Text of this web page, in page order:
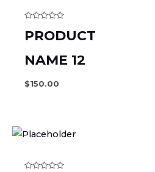
0
out
5
PRODUCT
NAME 12
$150.00